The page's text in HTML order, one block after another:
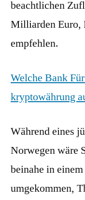
beachtlichen
Milliarden Euro,
empfehlen.
Welche Bank
kryptowährung
Während eines
Norwegen wäre
beinahe in
umgekommen,